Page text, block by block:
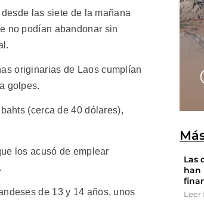
las siete de la mañana
no podían abandonar sin
originarias de Laos cumplían
golpes.
(cerca de 40 dólares),
los acusó de emplear
de 13 y 14 años, unos
Las
han
Leer